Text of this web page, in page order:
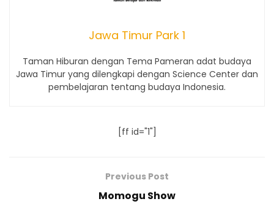
Jawa Timur Park 1
Taman Hiburan dengan Tema Pameran adat budaya
Jawa Timur yang dilengkapi dengan Science Center dan
pembelajaran tentang budaya Indonesia.
[ff id="1"]
Previous Post
Momogu Show